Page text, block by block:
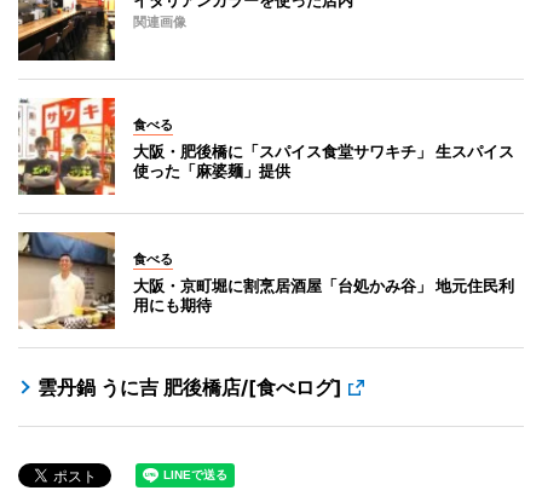
関連画像
食べる
大阪・肥後橋に「スパイス食堂サワキチ」 生スパイス
使った「麻婆麺」提供
食べる
大阪・京町堀に割烹居酒屋「台処かみ谷」 地元住民利
用にも期待
雲丹鍋 うに吉 肥後橋店/[食べログ]